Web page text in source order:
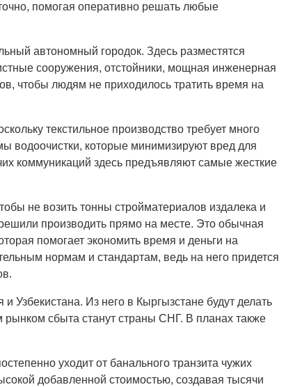
помогая оперативно решать любые
автономный городок. Здесь разместятся
сооружения, отстойники, мощная инженерная
чтобы людям не приходилось тратить время на
текстильное производство требует много
водоочистки, которые минимизируют вред для
коммуникаций здесь предъявляют самые жесткие
не возить тонны стройматериалов издалека и
производить прямо на месте. Это обычная
помогает экономить время и деньги на
нормам и стандартам, ведь на него придется
Узбекистана. Из него в Кыргызстане будут делать
рынком сбыта станут страны СНГ. В планах также
уходит от банального транзита чужих
добавленной стоимостью, создавая тысячи